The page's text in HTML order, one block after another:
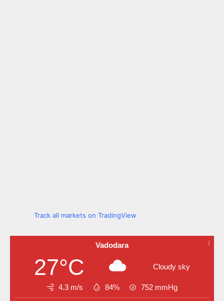
Track all markets on TradingView
Vadodara
27°C Cloudy sky
4.3 m/s 84% 752 mmHg